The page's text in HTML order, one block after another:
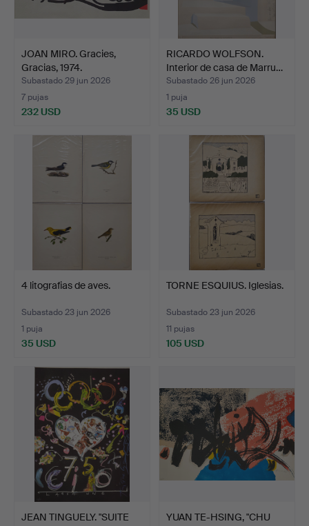
JOAN MIRO. Gracies,
Gracias, 1974.
Subastado 29 jun 2026
7 pujas
232 USD
RICARDO WOLFSON.
Interior de casa de Marru…
Subastado 26 jun 2026
1 puja
35 USD
4 litografias de aves.
Subastado 23 jun 2026
1 puja
35 USD
TORNE ESQUIUS. Iglesias.
Subastado 23 jun 2026
11 pujas
105 USD
JEAN TINGUELY. "SUITE
YUAN TE-HSING, "CHU